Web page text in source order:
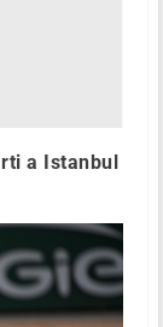
a Istanbul